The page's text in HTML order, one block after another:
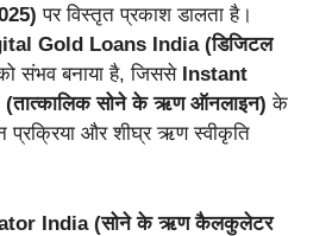
पर विस्तृत प्रकाश डालता है।
Gold Loans India (डिजिटल
संभव बनाया है, जिससे Instant
सोने के ऋण ऑनलाइन) के
और शीघ्र ऋण स्वीकृति
India (सोने के ऋण कैलकुलेटर